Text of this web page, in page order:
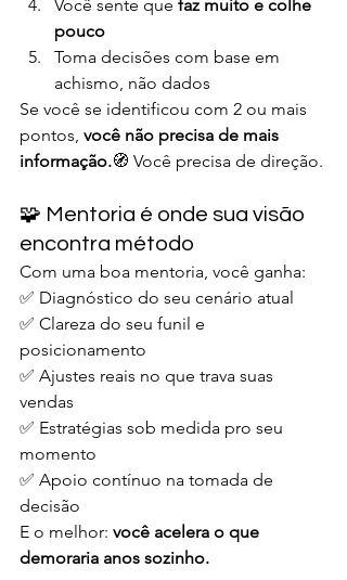
Você sente que faz muito e colhe
pouco
Toma decisões com base em
achismo, não dados
Se você se identificou com 2 ou mais
pontos, você não precisa de mais
informação.🧭 Você precisa de direção.
🧩 Mentoria é onde sua visão
encontra método
Com uma boa mentoria, você ganha:
✅ Diagnóstico do seu cenário atual
✅ Clareza do seu funil e
posicionamento
✅ Ajustes reais no que trava suas
vendas
✅ Estratégias sob medida pro seu
momento
✅ Apoio contínuo na tomada de
decisão
E o melhor: você acelera o que
demoraria anos sozinho.